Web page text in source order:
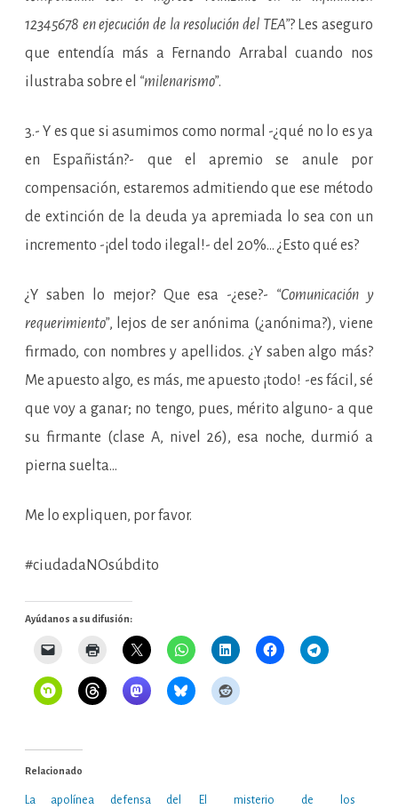
12345678 en ejecución de la resolución del TEA”? Les aseguro
que entendía más a Fernando Arrabal cuando nos
ilustraba sobre el “milenarismo”.
3.- Y es que si asumimos como normal -¿qué no lo es ya
en Españistán?- que el apremio se anule por
compensación, estaremos admitiendo que ese método
de extinción de la deuda ya apremiada lo sea con un
incremento -¡del todo ilegal!- del 20%… ¿Esto qué es?
¿Y saben lo mejor? Que esa -¿ese?- “Comunicación y
requerimiento”, lejos de ser anónima (¿anónima?), viene
firmado, con nombres y apellidos. ¿Y saben algo más?
Me apuesto algo, es más, me apuesto ¡todo! -es fácil, sé
que voy a ganar; no tengo, pues, mérito alguno- a que
su firmante (clase A, nivel 26), esa noche, durmió a
pierna suelta…
Me lo expliquen, por favor.
#ciudadaNOsúbdito
Ayúdanos a su difusión:
Relacionado
La apolínea defensa del
El misterio de los